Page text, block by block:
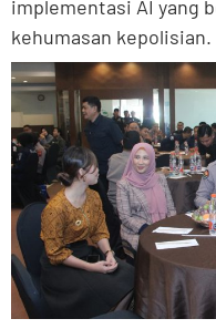
implementasi AI yang
kehumasan kepolisian.